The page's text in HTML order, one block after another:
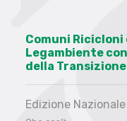
Comuni
Legambiente
della
Edizione Nazionale